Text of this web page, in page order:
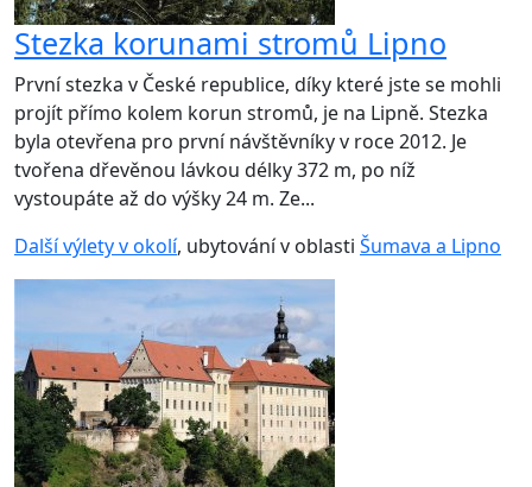
Stezka korunami stromů Lipno
První stezka v České republice, díky které jste se mohli
projít přímo kolem korun stromů, je na Lipně. Stezka
byla otevřena pro první návštěvníky v roce 2012. Je
tvořena dřevěnou lávkou délky 372 m, po níž
vystoupáte až do výšky 24 m. Ze...
Další výlety v okolí, ubytování v oblasti Šumava a Lipno